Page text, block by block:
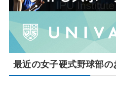
最近の女子硬式野球部の